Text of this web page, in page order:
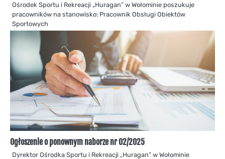
Ośrodek Sportu i Rekreacji „Huragan” w Wołominie poszukuje
pracowników na stanowisko: Pracownik Obsługi Obiektów
Sportowych
Ogłoszenie o ponownym naborze nr 02/2025
Dyrektor Ośrodka Sportu i Rekreacji „Huragan” w Wołominie